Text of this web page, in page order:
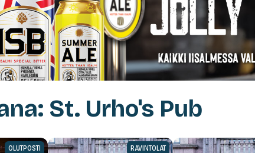
St. Urho's Pub
OLUTPOSTI RAVINTOLAT